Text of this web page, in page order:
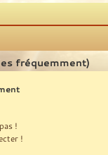
fréquemment)
!
!